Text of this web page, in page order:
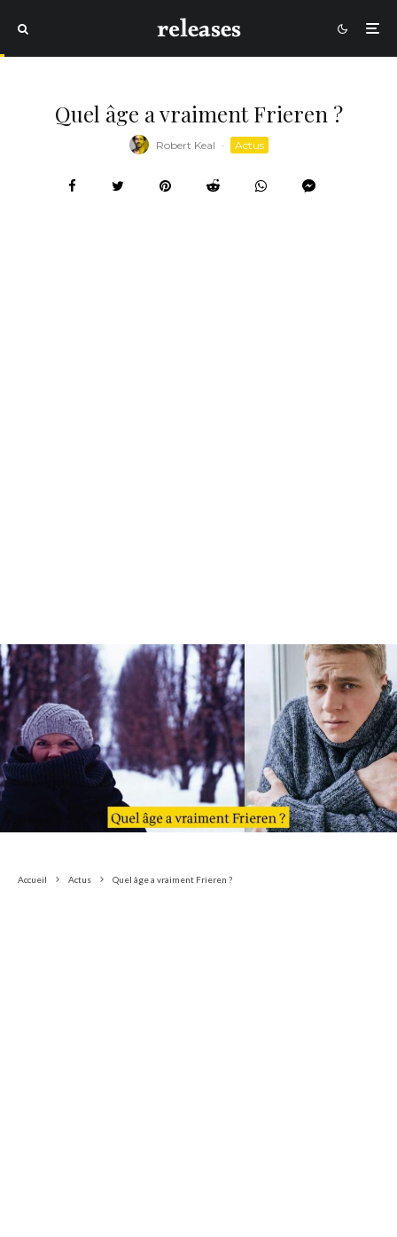
Quel âge a vraiment Frieren ?
Robert Keal · Actus
Accueil Actus Quel âge a vraiment Frieren ?